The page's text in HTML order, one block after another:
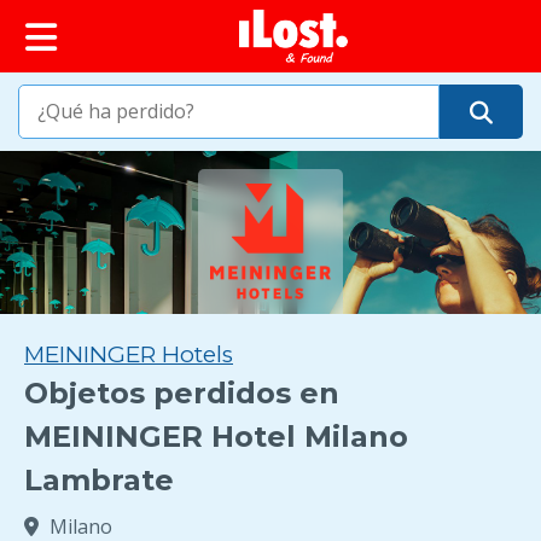
MEININGER Hotels
Objetos perdidos en
MEININGER Hotel Milano
Lambrate
Milano